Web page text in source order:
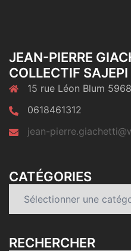
JEAN-PIERRE
COLLECTIF SAJEPI
15 rue Léon Blum
0618461312
jean-
CATÉGORIES
RECHERCHER